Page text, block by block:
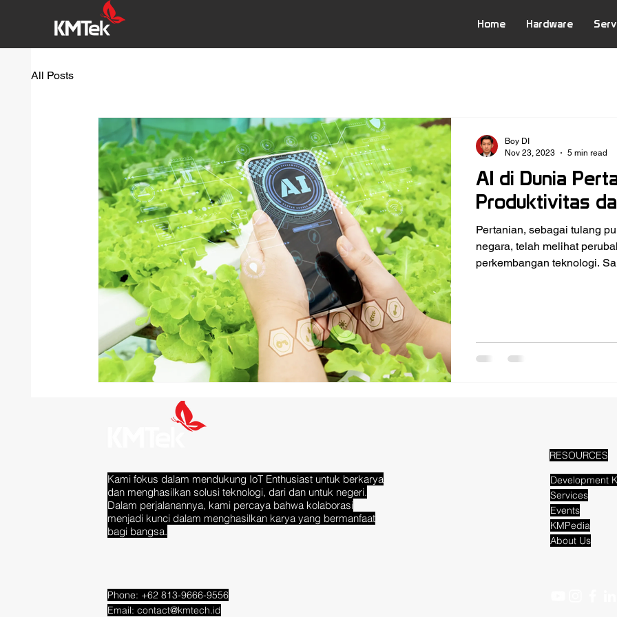
Home Hardware
All Posts
AI di Dunia
Produktivitas
Pertanian, sebagai tulang
negara, telah melihat
perkembangan teknologi.
Boy DI
Nov 23, 2023
5 min read
Kami fokus dalam mendukung IoT Enthusiast untuk berkarya
dan menghasilkan solusi teknologi, dari dan untuk negeri.
Dalam perjalanannya, kami percaya bahwa kolaborasi
menjadi kunci dalam menghasilkan karya yang bermanfaat
bagi bangsa.
Phone: +62 813-9666-9556
Email: contact@kmtech.id
RESOURCES
Development
Services
Events
KMPedia
About Us